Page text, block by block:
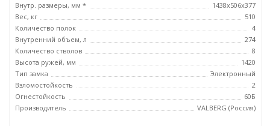
Внутр. размеры, мм *
1438х506х377
Вес, кг
510
Количество полок
4
Внутренний объем, л
274
Количество стволов
8
Высота ружей, мм
1420
Тип замка
Электронный
Взломостойкость
2
Огнестойкость
60Б
Производитель
VALBERG (Россия)